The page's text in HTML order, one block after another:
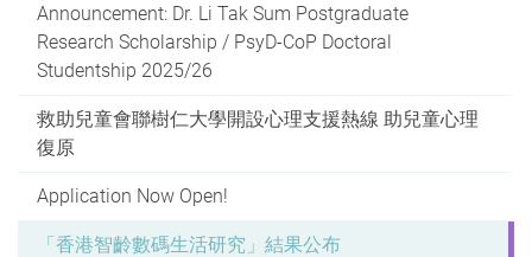
Announcement: Dr. Li Tak Sum Postgraduate
Research Scholarship / PsyD-CoP Doctoral
Studentship 2025/26
救助兒童會聯樹仁大學開設心理支援熱線 助兒童心理
復原
Application Now Open!
「香港智齡數碼生活研究」結果公布